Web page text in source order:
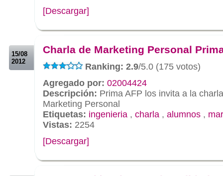
[Descargar]
15/08
2012
Charla de Marketing Personal
Ranking: 2.9/5.0 (175 votos)
Agregado por: 02004424
Descripción: Prima AFP los invita a la
Marketing Personal
Etiquetas: ingenieria , charla , alumnos ,
Vistas: 2254
[Descargar]